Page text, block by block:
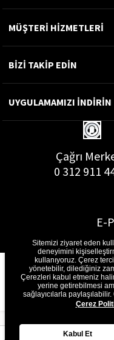
MÜŞTERİ HİZMETLERİ
BİZİ TAKİP EDİN
UYGULAMAMIZI İNDİRİN
Çağrı
0 312 911
E-
Sitemizi ziyaret eden
deneyimini
kullanıyoruz. Çerez
yönetebilir, dilediğiniz
Çerezleri kabul etmeniz
yerine getirebilmesi
sağlayıcılarla
Çerez
Kabul Et